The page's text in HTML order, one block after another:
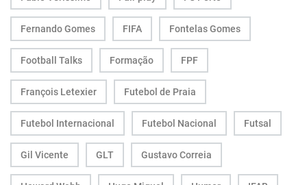
Fernando Gomes FIFA Fontelas Gomes
Football Talks Formação FPF
François Letexier Futebol de Praia
Futebol Internacional Futebol Nacional Futsal
Gil Vicente GLT Gustavo Correia